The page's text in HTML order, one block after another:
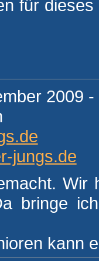
für
2009 -
jungs.de
Wir
bringe
kann